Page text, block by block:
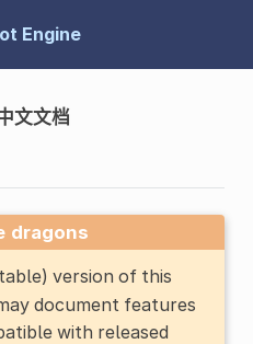
Engine
文文档
dragons
version of this
document features
with released